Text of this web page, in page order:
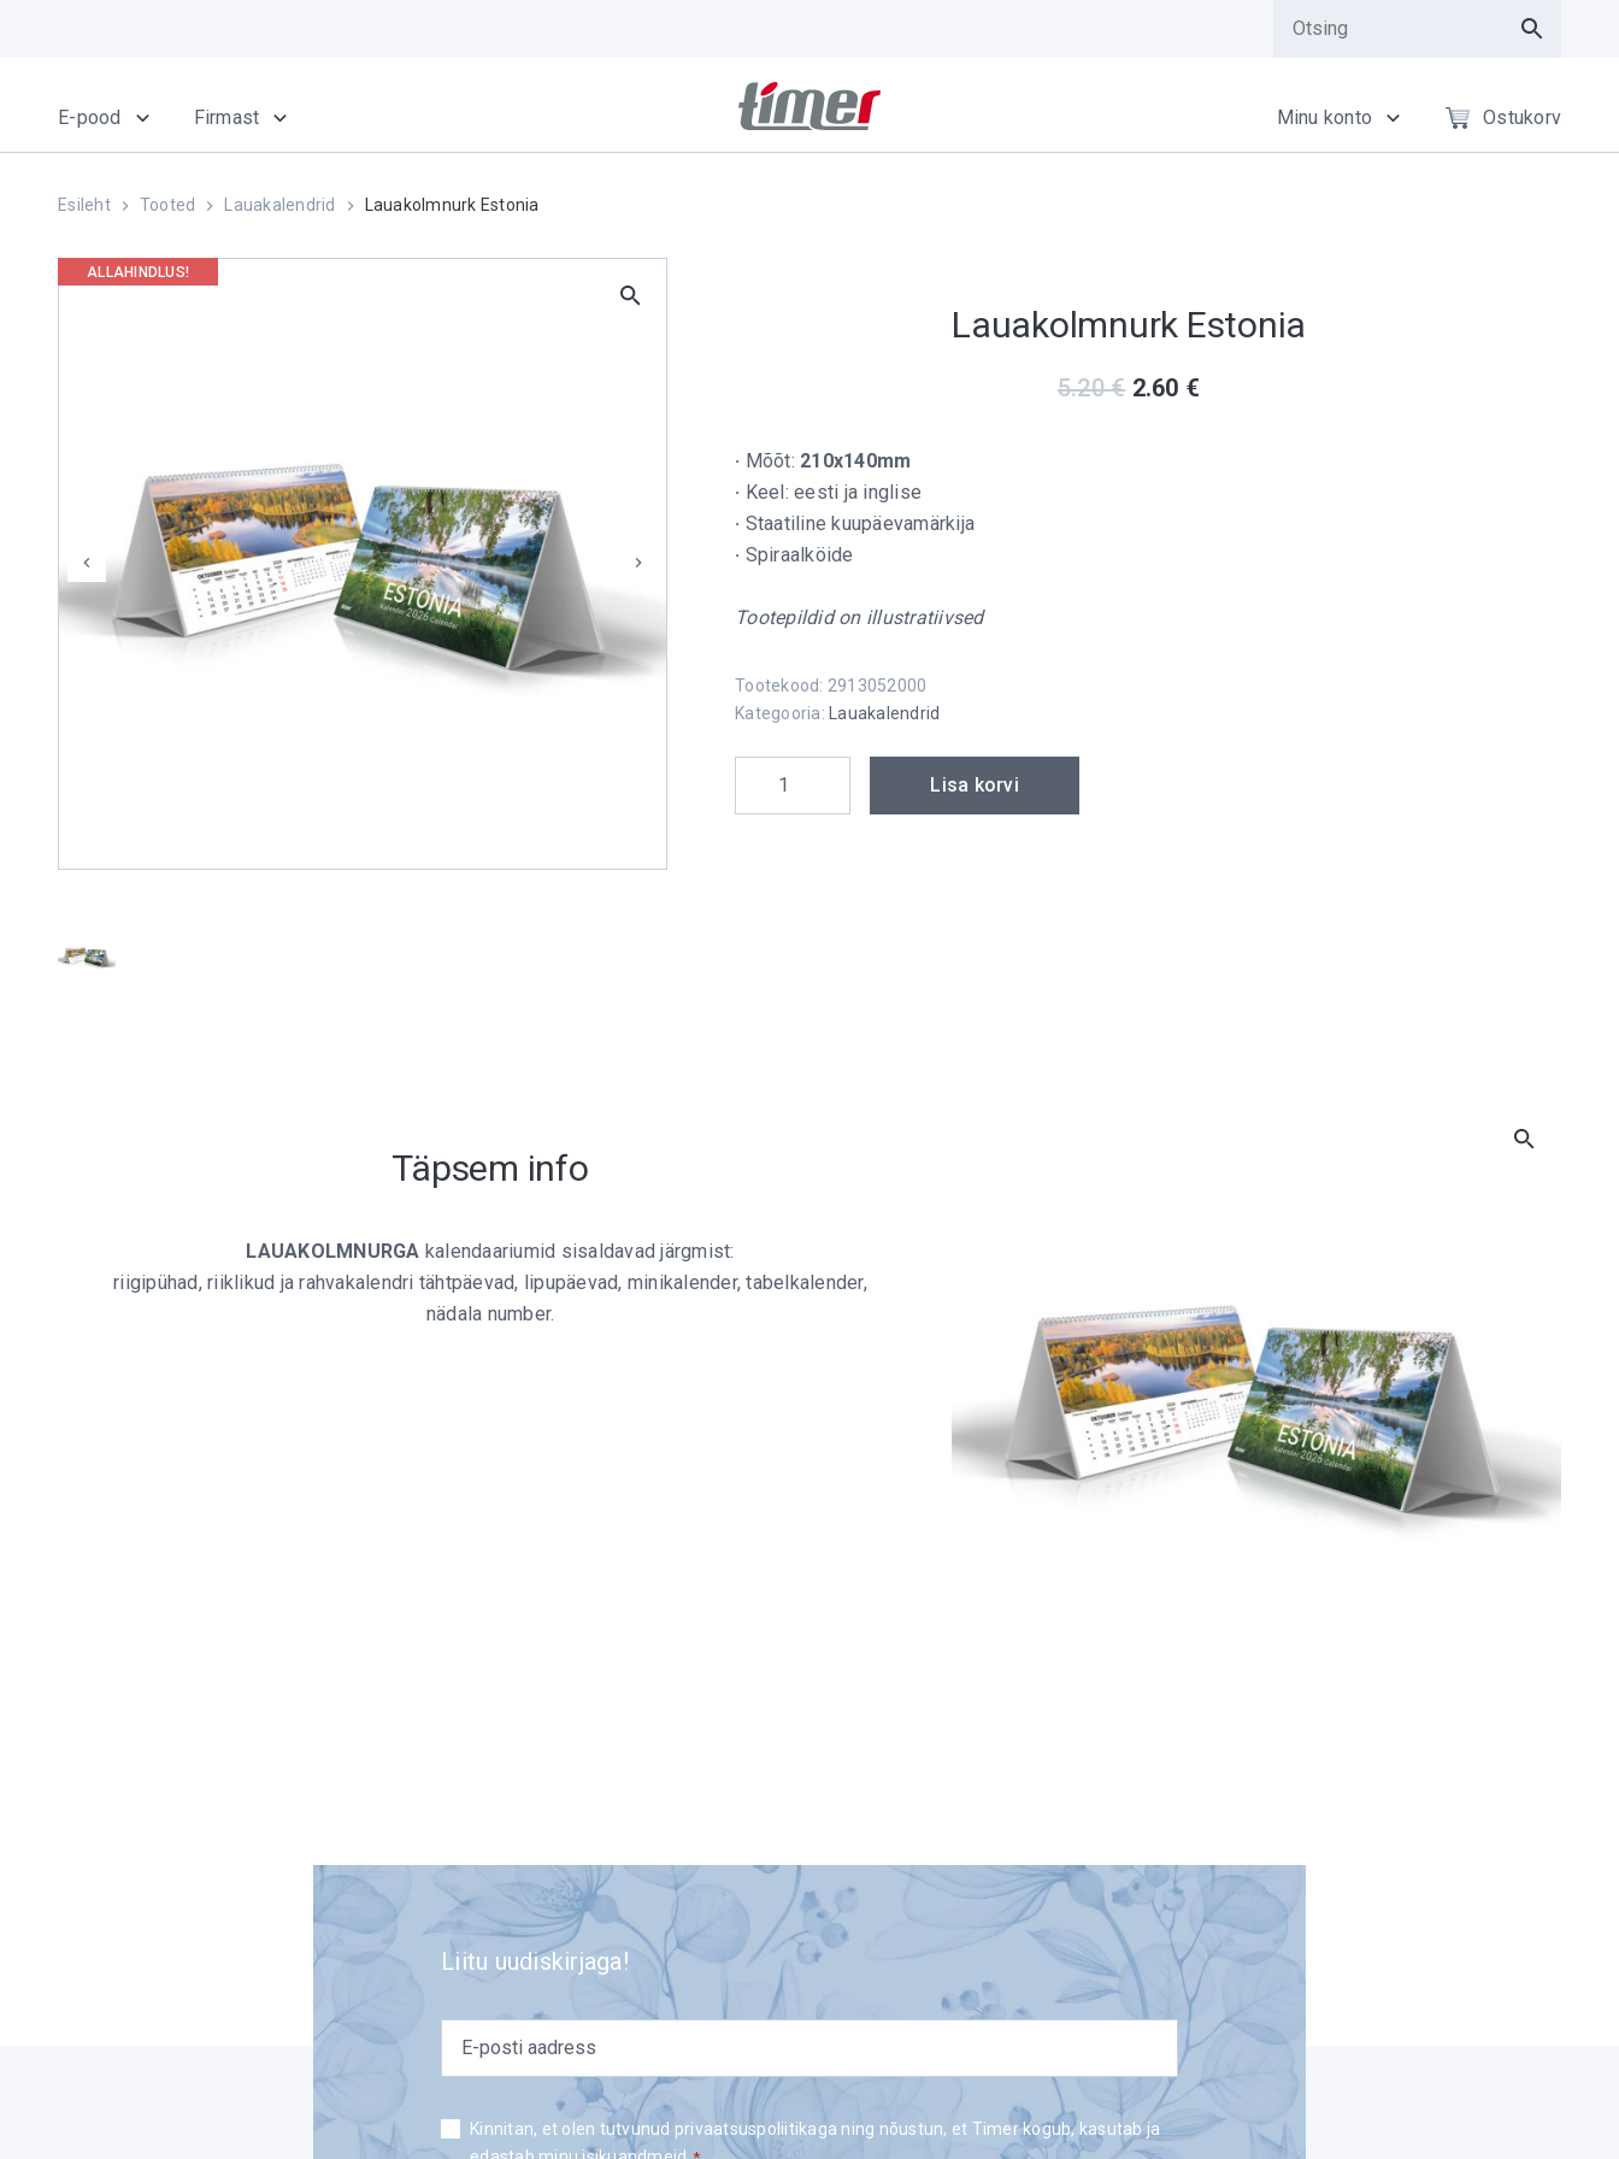
E-pood Firmast Minu konto Ostukorv
Esileht Tooted Lauakalendrid Lauakolmnurk Estonia
ALLAHINDLUS!
Lauakolmnurk Estonia
5.20€ Original price was: 5.20 €.
2.60 €
· Mõõt: 210x140mm
· Keel: eesti ja inglise
· Staatiline kuupäevamärkija
· Spiraalköide
Tootepildid on illustratiivsed
Tootekood: 2913052000
Kategooria:
Lauakalendrid
Lisa korvi
Täpsem info
LAUAKOLMNURGA kalendaariumid sisaldavad järgmist:
riigipühad, riiklikud ja rahvakalendri tähtpäevad, lipupäevad, minikalender, tabelkalender,
nädala number.
Liitu uudiskirjaga!
Consent
Kinnitan, et olen tutvunud privaatsuspoliitikaga ning nõustun, et Timer kogub, kasutab ja